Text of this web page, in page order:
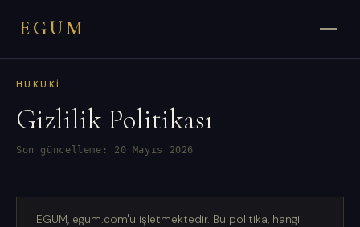
EGUM
HUKUKI
Gizlilik Politikası
Son güncelleme: 20 Mayıs 2026
EGUM, egum.com'u işletmektedir. Bu politika, hangi